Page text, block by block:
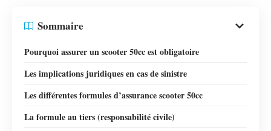
Sommaire
Pourquoi assurer un scooter 50cc est obligatoire
Les implications juridiques en cas de sinistre
Les différentes formules d’assurance scooter 50cc
La formule au tiers (responsabilité civile)